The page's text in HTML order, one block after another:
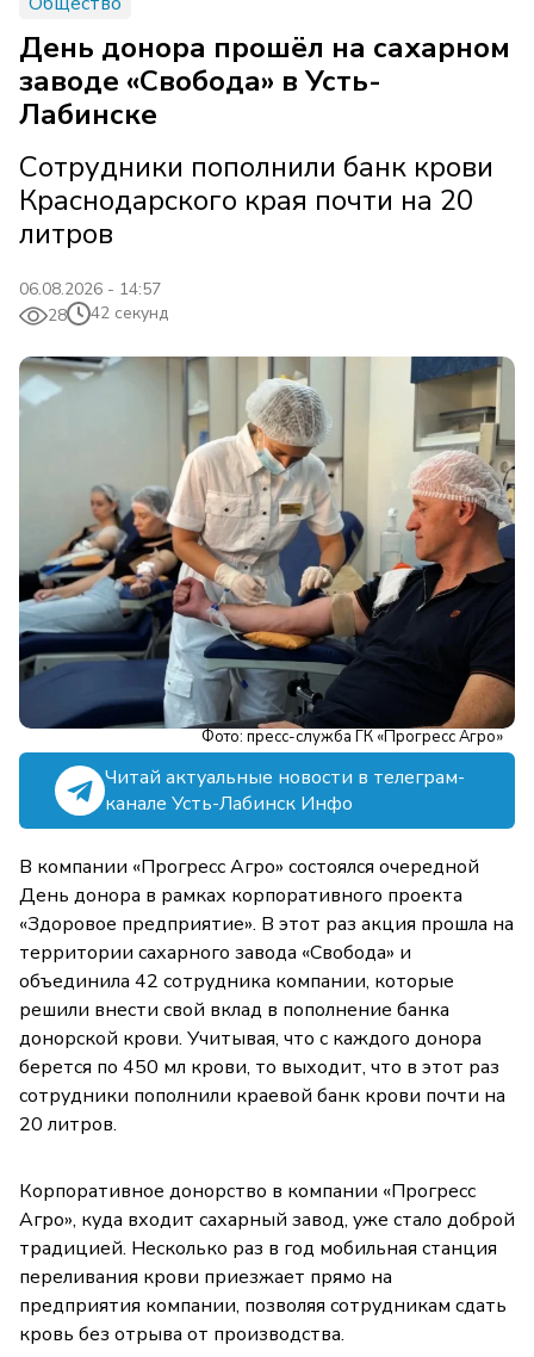
День донора прошёл на сахарном
заводе «Свобода» в Усть-
Лабинске
Сотрудники пополнили банк крови
Краснодарского края почти на 20
литров
06.08.2026 - 14:57
28
42 секунд
Фото: пресс-служба ГК «Прогресс Агро»
Читай актуальные новости в телеграм-
канале Усть-Лабинск Инфо
В компании «Прогресс Агро» состоялся очередной
День донора в рамках корпоративного проекта
«Здоровое предприятие». В этот раз акция прошла на
территории сахарного завода «Свобода» и
объединила 42 сотрудника компании, которые
решили внести свой вклад в пополнение банка
донорской крови. Учитывая, что с каждого донора
берется по 450 мл крови, то выходит, что в этот раз
сотрудники пополнили краевой банк крови почти на
20 литров.
Корпоративное донорство в компании «Прогресс
Агро», куда входит сахарный завод, уже стало доброй
традицией. Несколько раз в год мобильная станция
переливания крови приезжает прямо на
предприятия компании, позволяя сотрудникам сдать
кровь без отрыва от производства.